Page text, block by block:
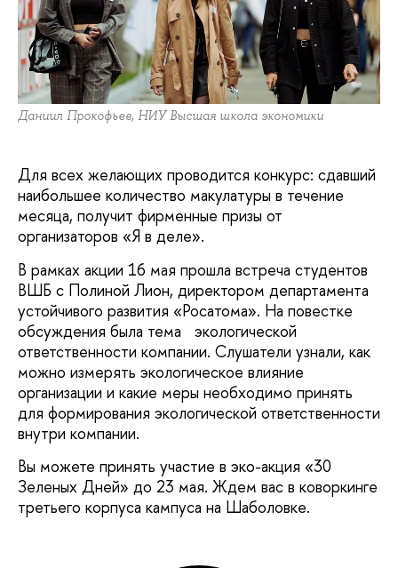
Даниил Прокофьев, НИУ Высшая школа экономики
Для всех желающих проводится конкурс: сдавший
наибольшее количество макулатуры в течение
месяца, получит фирменные призы от
организаторов «Я в деле».
В рамках акции 16 мая прошла встреча студентов
ВШБ с Полиной Лион, директором департамента
устойчивого развития «Росатома». На повестке
обсуждения была тема экологической
ответственности компании. Слушатели узнали, как
можно измерять экологическое влияние
организации и какие меры необходимо принять
для формирования экологической ответственности
внутри компании.
Вы можете принять участие в эко-акция «30
Зеленых Дней» до 23 мая. Ждем вас в коворкинге
третьего корпуса кампуса на Шаболовке.